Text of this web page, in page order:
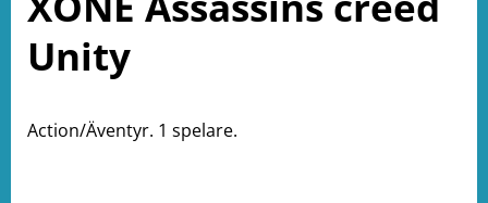
Unity
Action/Äventyr. 1 spelare.